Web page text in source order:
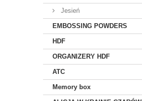
Jesień
EMBOSSING POWDERS
HDF
ORGANIZERY HDF
ATC
Memory box